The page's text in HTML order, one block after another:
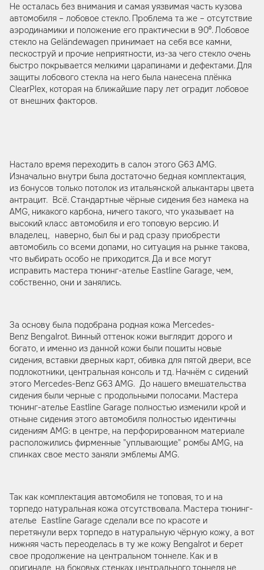
Не осталась без внимания и самая уязвимая часть кузова
автомобиля – лобовое стекло. Проблема та же – отсутствие
аэродинамики и положение его практически в 90⁰. Лобовое
стекло на Geländewagen принимает на себя все камни,
пескоструй и прочие неприятности, из-за чего стекло очень
быстро покрывается мелкими царапинами и дефектами. Для
защиты лобового стекла на него была нанесена плёнка
ClearPlex, которая на ближайшие пару лет оградит лобовое
от внешних факторов.
Настало время переходить в салон этого G63 AMG.
Изначально внутри была достаточно бедная комплектация,
из бонусов только потолок из итальянской алькантары цвета
антрацит. Всё. Стандартные чёрные сидения без намека на
AMG, никакого карбона, ничего такого, что указывает на
высокий класс автомобиля и его топовую версию. И
владелец, наверно, был бы и рад сразу приобрести
автомобиль со всеми допами, но ситуация на рынке такова,
что выбирать особо не приходится. Да и все могут
исправить мастера тюнинг-ателье Eastline Garage, чем,
собственно, они и занялись.
За основу была подобрана родная кожа Mercedes-
Benz Bengalrot. Винный оттенок кожи выглядит дорого и
богато, и именно из данной кожи были пошиты новые
сидения, вставки дверных карт, обивка для пятой двери, все
подлокотники, центральная консоль и тд. Начнём с сидений
этого Mercedes-Benz G63 AMG. До нашего вмешательства
сидения были черные с продольными полосами. Мастера
тюнинг-ателье Eastline Garage полностью изменили крой и
отныне сидения этого автомобиля полностью идентичны
сидениям AMG: в центре, на перфорированном материале
расположились фирменные "уплывающие" ромбы AMG, на
спинках свое место заняли эмблемы AMG.
Так как комплектация автомобиля не топовая, то и на
торпедо натуральная кожа отсутствовала. Мастера тюнинг-
ателье Eastline Garage сделали все по красоте и
перетянули верх торпедо в натуральную чёрную кожу, а вот
нижняя часть переоделась в ту же кожу Bengalrot и берет
свое продолжение на центральном тоннеле. Как и в
оригинале, на боковых стенках центрального тоннеля не